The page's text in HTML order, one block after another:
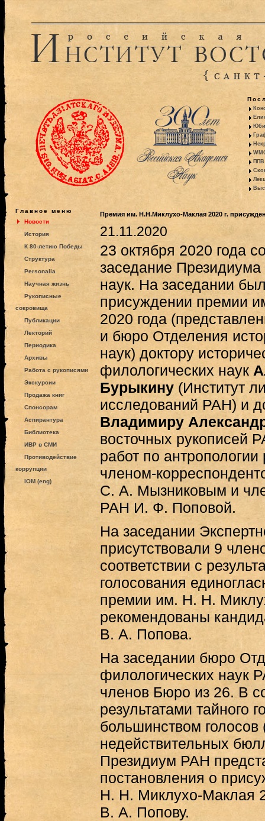
ППВ
Главное меню
Новости
История
К 80-летию Победы
Структура
Personalia
Научная жизнь
Рукописные
сокровища
Публикации
Лекторий
Периодика
Архивы
Работа с рукописями
Экскурсии
Продажа книг
Спонсорам
Аспирантура
Библиотека
ИВР в СМИ
Противодействие
коррупции
IOM (eng)
Премия им. Н.Н.Миклухо-Маклая 2020 г.
21.11.2020
23 октября 2020 года
заседание
наук. На заседании
присуждении премии
2020 года
и бюро Отделения
наук) доктору
филологических наук
Бурыкину(Институт
исследований РАН) и
Владимиру
восточных рукописей
работ по
членом-
С. А. Мызниковым и
РАН И. Ф. Поповой.
На заседании
присутствовали 9
соответствии с
голосования
премии им. Н. Н.
рекомендованы
В. А. Попова.
На заседании бюро
филологических наук
членов Бюро из 26. В
результатами тайного
большинством
недействительных
Президиум РАН
постановления о
Н. Н. Миклухо-Маклая
В. А. Попову.